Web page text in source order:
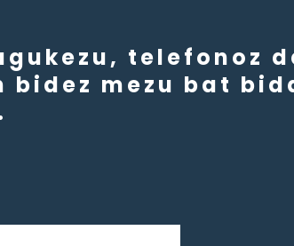
telefonoz
bidez mezu bat